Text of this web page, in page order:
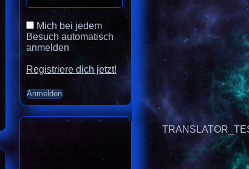
Mich bei jedem
Besuch automatisch
anmelden
Registriere dich jetzt!